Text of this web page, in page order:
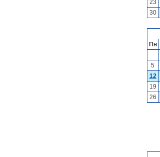
23
30
Пн
5
12
19
26